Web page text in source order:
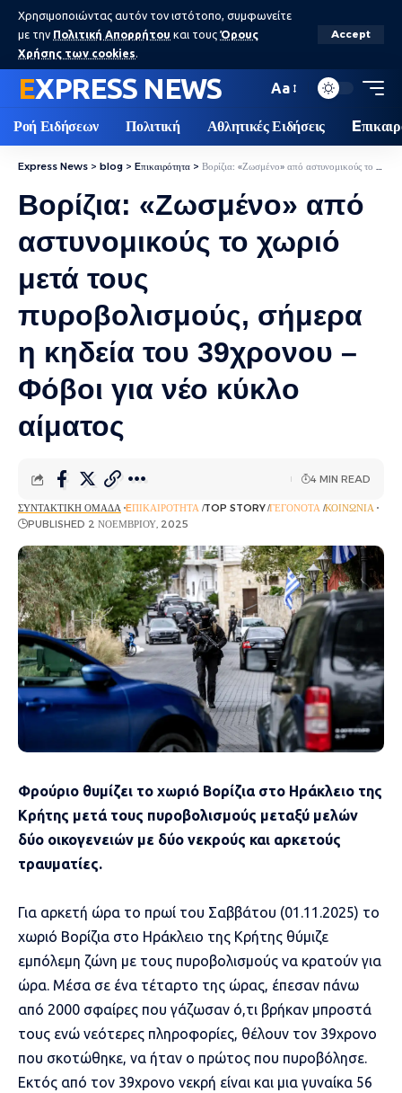
Χρησιμοποιώντας αυτόν τον ιστότοπο, συμφωνείτε
με την Πολιτική Απορρήτου και τους Όρους
Χρήσης των cookies.
Accept
EXPRESS NEWS Aa
Ροή Ειδήσεων Πολιτική Αθλητικές Ειδήσεις
Express News > blog > Eπικαιρότητα > Βορίζια: «Ζωσμένο» από αστυνομικούς το χωριό μετά τους πυροβολισμούς, σήμερα η κηδεία του 39χρονου – Φόβοι για νέο κύκλο αίματος
Βορίζια: «Ζωσμένο» από
αστυνομικούς το χωριό
μετά τους
πυροβολισμούς, σήμερα
η κηδεία του 39χρονου –
Φόβοι για νέο κύκλο
αίματος
ΣΥΝΤΑΚΤΙΚΉ ΟΜΆΔΑ EΠΙΚΑΙΡΌΤΗΤΑ TOP STORY ΓΕΓΟΝΌΤΑ ΚΟΙΝΩΝΊΑ
PUBLISHED 2 ΝΟΕΜΒΡΊΟΥ, 2025
4 MIN READ
Φρούριο θυμίζει το χωριό Βορίζια στο Ηράκλειο της
Κρήτης μετά τους πυροβολισμούς μεταξύ μελών
δύο οικογενειών με δύο νεκρούς και αρκετούς
τραυματίες.
Για αρκετή ώρα το πρωί του Σαββάτου (01.11.2025) το
χωριό Βορίζια στο Ηράκλειο της Κρήτης θύμιζε
εμπόλεμη ζώνη με τους πυροβολισμούς να κρατούν για
ώρα. Μέσα σε ένα τέταρτο της ώρας, έπεσαν πάνω
από 2000 σφαίρες που γάζωσαν ό,τι βρήκαν μπροστά
τους ενώ νεότερες πληροφορίες, θέλουν τον 39χρονο
που σκοτώθηκε, να ήταν ο πρώτος που πυροβόλησε.
Εκτός από τον 39χρονο νεκρή είναι και μια γυναίκα 56